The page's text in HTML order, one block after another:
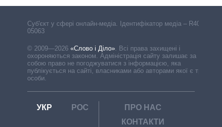
Cуб'єкт у сфері онлайн-медіа. Ідентифікатор медіа – R40-
05063
© 2009—2026 «Слово і Діло» Всі права захищені і
охороняються законом. Адміністрація сайту залишає за
собою право не погоджуватися з інформацією, яка
публікується на сайті, власниками або авторами якої є треті
особи.
УКР РОС
ПРО НАС
КОНТАКТИ